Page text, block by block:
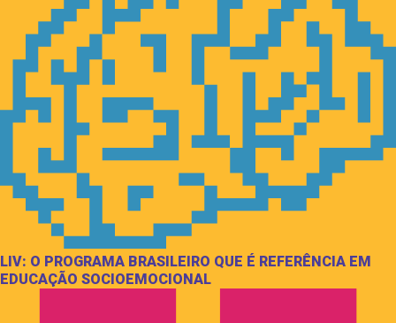
LIV: O PROGRAMA BRASILEIRO QUE É REFERÊNCIA EM
EDUCAÇÃO SOCIOEMOCIONAL